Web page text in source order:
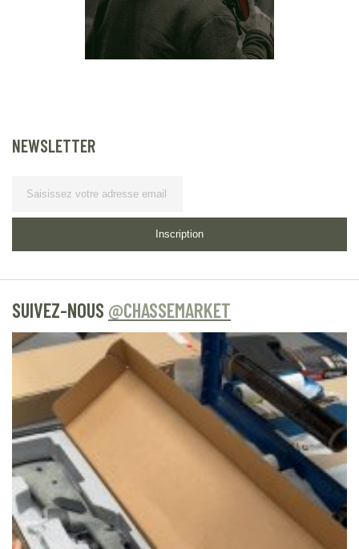
NEWSLETTER
Inscription
SUIVEZ-NOUS @CHASSEMARKET